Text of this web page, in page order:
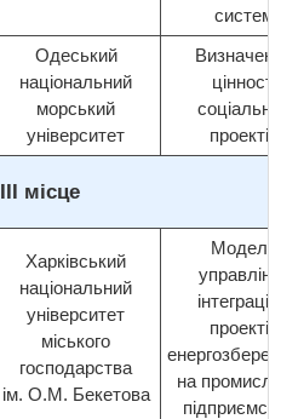
систем
Одеський
національний
морський
університет
цінності
проектів
ІІІ місце
Харківський
національний
університет
міського
господарства
ім. О.М. Бекетова
Модель
проектів
на